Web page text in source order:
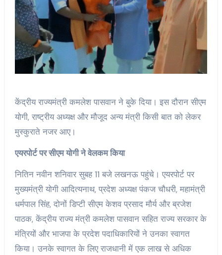
केंद्रीय राज्यमंत्री कमलेश पासवान ने बुके दिया। इस दौरान सीएम
योगी, राष्ट्रीय अध्यक्ष और मौजूद अन्य मंत्री किसी बात को लेकर
मुस्कुराते नजर आए।
एयरपोर्ट पर सीएम योगी ने वेलकम किया
नितिन नवीन शनिवार सुबह 11 बजे लखनऊ पहुंचे। एयरपोर्ट पर
मुख्यमंत्री योगी आदित्यनाथ, प्रदेश अध्यक्ष पंकज चौधरी, महामंत्री
धर्मपाल सिंह, दोनों डिप्टी सीएम केशव प्रसाद मौर्य और ब्रजेश
पाठक, केंद्रीय राज्य मंत्री कमलेश पासवान सहित राज्य सरकार के
मंत्रियों और भाजपा के प्रदेश पदाधिकारियों ने उनका स्वागत
किया। उनके स्वागत के लिए राजधानी में एक लाख से अधिक